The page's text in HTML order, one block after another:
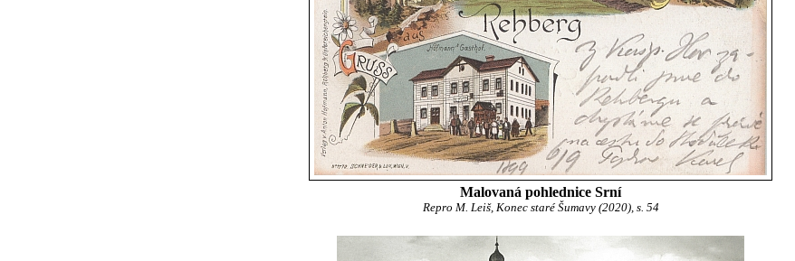
Malovaná pohlednice Srní
Repro M. Leiš, Konec staré Šumavy (2020), s. 54